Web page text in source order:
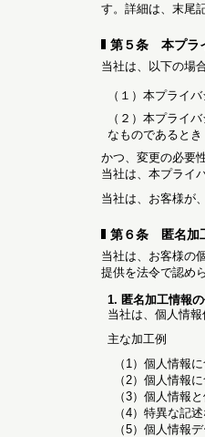
す。詳細は、末尾
第５条 本プラ
当社は、以下の場
（１）本プライ
（２）本プライ
なものであるとき
かつ、変更の必要
当社は、本プライ
当社は、お客様が
第６条 匿名加
当社は、お客様の
提供を法令で認め
1. 匿名加工情報
当社は、個人情
主な加工例
（1）個人情報
（2）個人情報
（3）個人情報
（4）特異な記
（5）個人情報